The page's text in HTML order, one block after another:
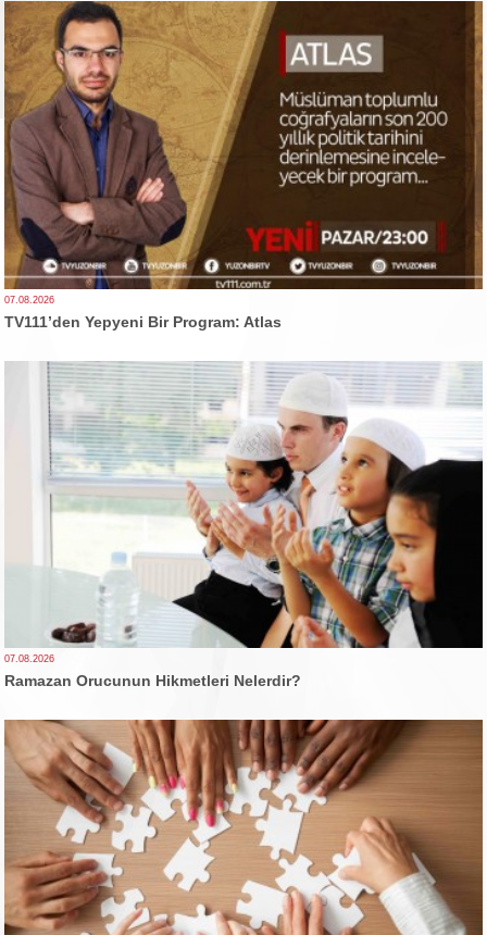
07.08.2026
TV111’den Yepyeni Bir Program: Atlas
07.08.2026
Ramazan Orucunun Hikmetleri Nelerdir?